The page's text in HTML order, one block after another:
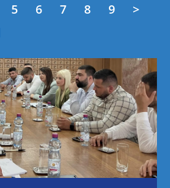
5 6 7 8 9 >